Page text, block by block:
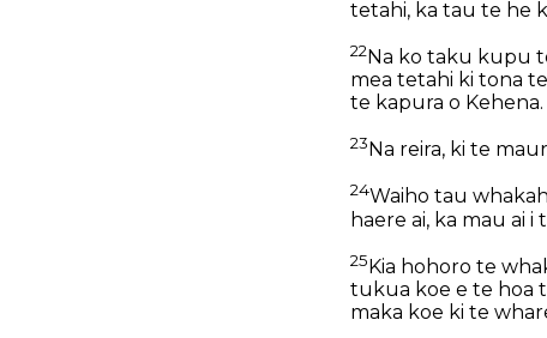
tetahi, ka tau te he
22Na ko taku kupu
mea tetahi ki tona
te kapura o Kehena.
23 Na reira, ki te
24Waiho tau
haere ai, ka mau ai
25Kia hohoro te
tukua koe e te hoa
maka koe ki te